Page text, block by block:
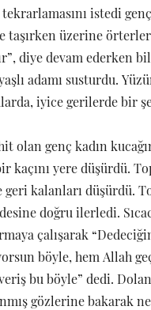
tekrarlamasını istedi
taşırken üzerine
diye devam ederken
adamı susturdu.
iyice gerilerde bir
olan genç kadın
kaçını yere düşürdü.
geri kalanları düşürdü.
doğru ilerledi.
çalışarak
böyle, hem Allah
bu böyle” dedi.
gözlerine bakarak